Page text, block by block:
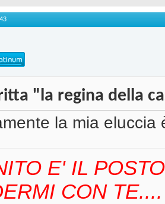
"la regina della
la mia
E' IL
CON TE....